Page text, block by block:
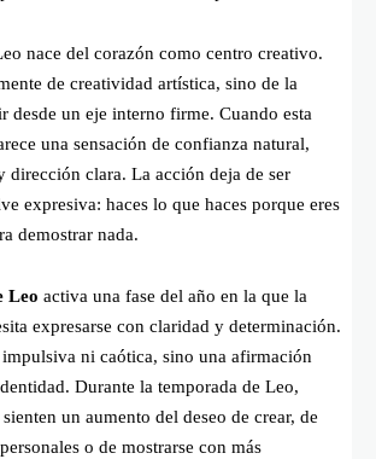
nace del corazón como centro creativo.
de creatividad artística, sino de la
desde un eje interno firme. Cuando esta
una sensación de confianza natural,
dirección clara. La acción deja de ser
expresiva: haces lo que haces porque eres
demostrar nada.
Leo activa una fase del año en la que la
expresarse con claridad y determinación.
ni caótica, sino una afirmación
Durante la temporada de Leo,
un aumento del deseo de crear, de
o de mostrarse con más